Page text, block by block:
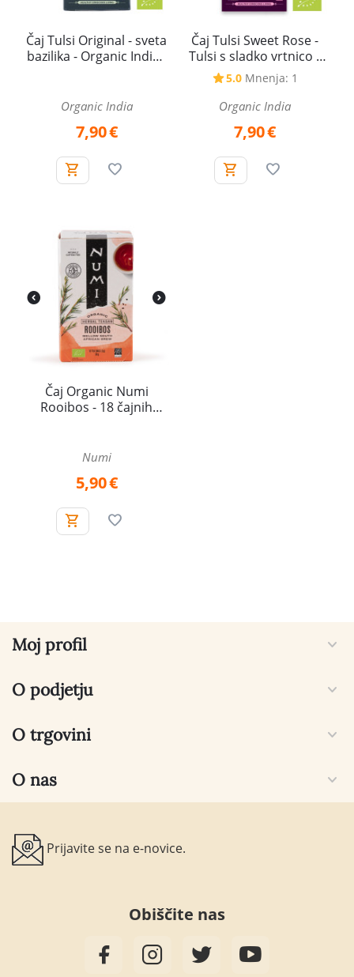
Čaj Tulsi Original - sveta
bazilika - Organic India -
Organic India
7,90€
Čaj Tulsi Sweet Rose -
Tulsi s sladko vrtnico -
Organic India - 25 čajnih
vrečk
5.0 Mnenja: 1
Organic India
7,90€
Čaj Organic Numi
Rooibos - 18 čajnih
Numi
5,90€
Moj profil
O podjetju
O trgovini
O nas
Prijavite se na e-novice.
Obiščite nas